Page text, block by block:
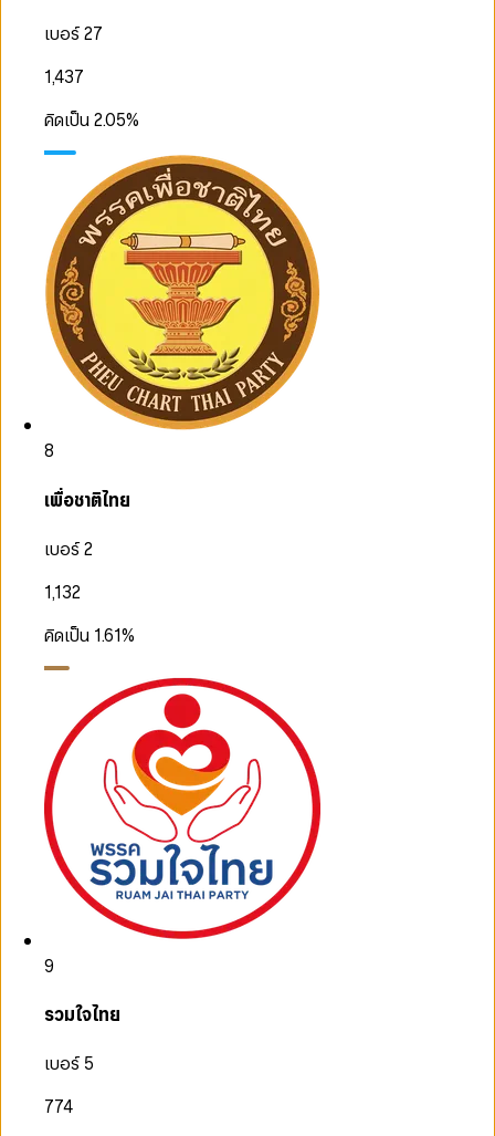
เบอร์ 27
1,437
คิดเป็น2.05%
8
เพื่อชาติไทย
เบอร์ 2
1,132
คิดเป็น 1.61%
9
รวมใจไทย
เบอร์ 5
774